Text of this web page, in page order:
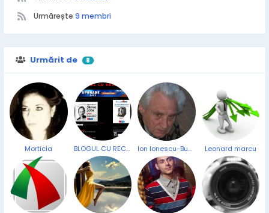
Urmărește 9 membri
Urmărit de 8
Morticia BLOGUL CU RECLAME Ion Ionescu-Bucovu Leonard marcu